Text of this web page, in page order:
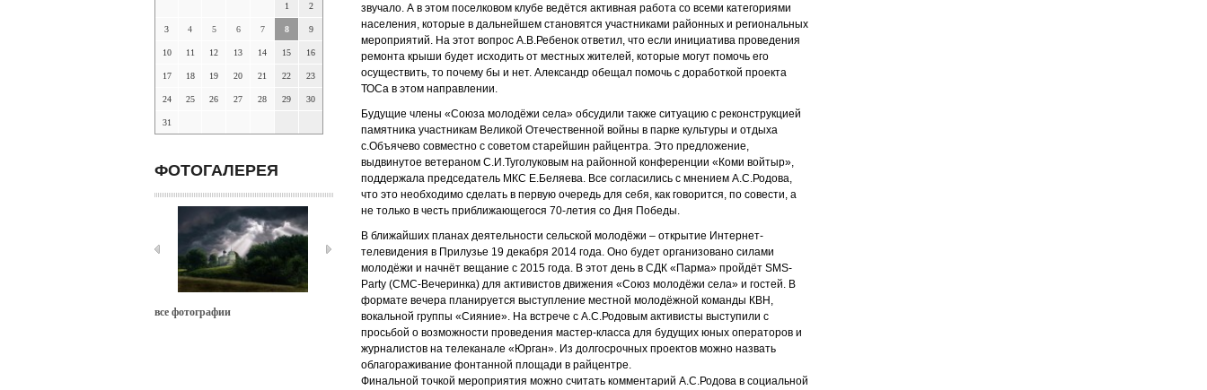
1 2
3 4 5 6 7 8 9
10 11 12 13 14 15 16
17 18 19 20 21 22 23
24 25 26 27 28 29 30
31
ФОТОГАЛЕРЕЯ
все фотографии
звучало. А в этом поселковом клубе ведётся активная работа со всеми категориями
населения, которые в дальнейшем становятся участниками районных и региональных
мероприятий. На этот вопрос А.В.Ребенок ответил, что если инициатива проведения
ремонта крыши будет исходить от местных жителей, которые могут помочь его
осуществить, то почему бы и нет. Александр обещал помочь с доработкой проекта
ТОСа в этом направлении.
Будущие члены «Союза молодёжи села» обсудили также ситуацию с реконструкцией
памятника участникам Великой Отечественной войны в парке культуры и отдыха
с.Объячево совместно с советом старейшин райцентра. Это предложение,
выдвинутое ветераном С.И.Туголуковым на районной конференции «Коми войтыр»,
поддержала председатель МКС Е.Беляева. Все согласились с мнением А.С.Родова,
что это необходимо сделать в первую очередь для себя, как говорится, по совести, а
не только в честь приближающегося 70-летия со Дня Победы.
В ближайших планах деятельности сельской молодёжи – открытие Интернет-
телевидения в Прилузье 19 декабря 2014 года. Оно будет организовано силами
молодёжи и начнёт вещание с 2015 года. В этот день в СДК «Парма» пройдёт SMS-
Party (СМС-Вечеринка) для активистов движения «Союз молодёжи села» и гостей. В
формате вечера планируется выступление местной молодёжной команды КВН,
вокальной группы «Сияние». На встрече с А.С.Родовым активисты выступили с
просьбой о возможности проведения мастер-класса для будущих юных операторов и
журналистов на телеканале «Юрган». Из долгосрочных проектов можно назвать
облагораживание фонтанной площади в райцентре.
Финальной точкой мероприятия можно считать комментарий А.С.Родова в социальной